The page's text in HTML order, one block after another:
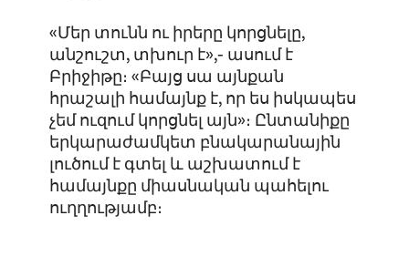
«Մեր տունն ու իրերը կորցնելը,
անշուշտ, տխուր է»,- ասում է
Բրիջիթը։ «Բայց սա այնքան
հրաշալի համայնք է, որ ես իսկապես
չեմ ուզում կորցնել այն»։ Ընտանիքը
երկարաժամկետ բնակարանային
լուծում է գտել և աշխատում է
համայնքը միասնական պահելու
ուղղությամբ։